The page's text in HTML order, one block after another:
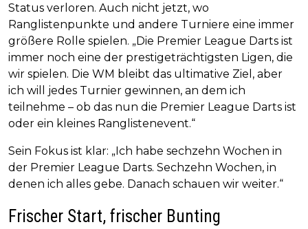
Status verloren. Auch nicht jetzt, wo
Ranglistenpunkte und andere Turniere eine immer
größere Rolle spielen. „Die Premier League Darts ist
immer noch eine der prestigeträchtigsten Ligen, die
wir spielen. Die WM bleibt das ultimative Ziel, aber
ich will jedes Turnier gewinnen, an dem ich
teilnehme – ob das nun die Premier League Darts ist
oder ein kleines Ranglistenevent.“
Sein Fokus ist klar: „Ich habe sechzehn Wochen in
der Premier League Darts. Sechzehn Wochen, in
denen ich alles gebe. Danach schauen wir weiter.“
Frischer Start, frischer Bunting